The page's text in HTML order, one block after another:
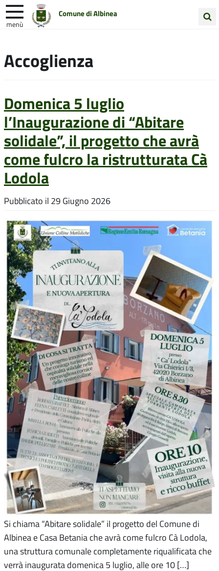
Comune di Albinea
menù
sito
Unione Colline Matildiche
Accoglienza
Domenica 5 luglio
l’Inaugurazione di “Abitare
solidale”, il progetto che avrà
come fulcro la ristrutturata Cà
Lodola
Pubblicato il 29 Giugno 2026
Si chiama “Abitare solidale” il progetto del Comune di
Albinea e Casa Betania che avrà come fulcro Cà Lodola,
una struttura comunale completamente riqualificata che
verrà inaugurata domenica 5 luglio, alle ore 10 […]